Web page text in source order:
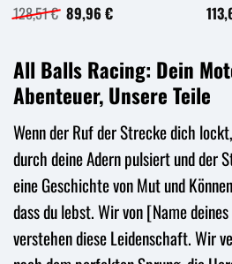
128,51€ Ursprünglicher
Preis
89,96 €Aktueller
Preis
All Balls Racing: Dein
Abenteuer, Unsere Teile
Wenn der Ruf der Strecke dich
durch deine Adern pulsiert und der
eine Geschichte von Mut und
dass du lebst. Wir von [Name
verstehen diese Leidenschaft. Wir